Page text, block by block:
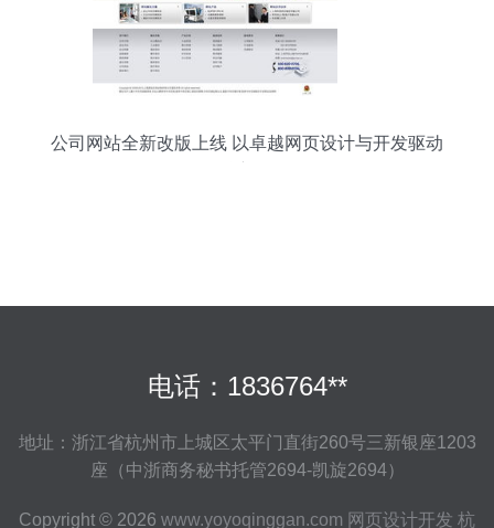
公司网站全新改版上线 以卓越网页设计与开发驱动
电话：1836764**
地址：浙江省杭州市上城区太平门直街260号三新银座1203
座（中浙商务秘书托管2694-凯旋2694）
Copyright © 2026 www.yoyoqinggan.com 网页设计开发 杭